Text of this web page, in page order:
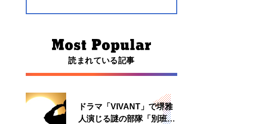
読まれている記事
ドラマ「VIVANT」で堺雅
人演じる謎の部隊「別班」